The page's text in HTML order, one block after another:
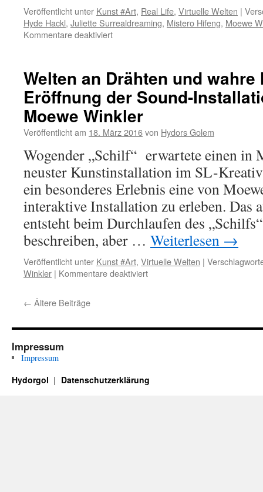
Veröffentlicht unter Kunst #Art, Real Life, Virtuelle Welten |
Hyde Hackl, Juliette Surrealdreaming, Mistero Hifeng, Moewe
Kommentare deaktiviertfür
und
wahre
Namen
157,
LEA20
Surreal
Cube
&
SANTORINI
BIENNIALE
Welten an Drähten und wahre
Eröffnung der Sound-
Moewe Winkler
Veröffentlicht am 18. März 2016von Hydors Golem
Wogender „Schilf“ erwartete einen in
neuster Kunstinstallation im SL-
ein besonderes Erlebnis eine von
interaktive Installation zu erleben. Das
entsteht beim Durchlaufen des
beschreiben, aber … Weiterlesen →
Veröffentlicht unter Kunst #Art, Virtuelle Welten |
Winkler | Kommentare deaktiviertfür
wahre
der
← Ältere Beiträge
Impressum
Impressum
Hydorgol Datenschutzerklärung